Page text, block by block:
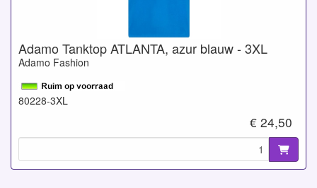
Adamo Tanktop ATLANTA, azur blauw - 3XL
Adamo Fashion
80228-3XL
€ 24,50